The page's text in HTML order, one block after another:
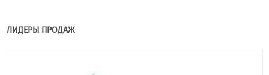
ЛИДЕРЫ ПРОДАЖ